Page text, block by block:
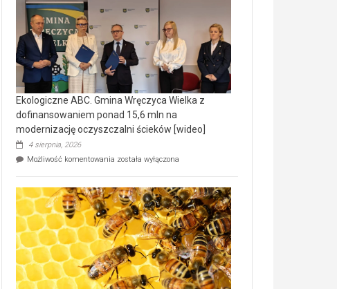
Ekologiczne ABC. Gmina Wręczyca Wielka z
dofinansowaniem ponad 15,6 mln na
modernizację oczyszczalni ścieków [wideo]
4 sierpnia, 2026
Możliwość komentowania Ekologiczne
Wręczyca
Wielka
z
dofinansowaniem
ponad
15,6
mln
na
modernizację
została wyłączona